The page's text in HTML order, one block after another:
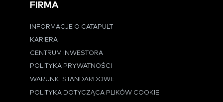
FIRMA
INFORMACJE O CATAPULT
KARIERA
CENTRUM INWESTORA
POLITYKA PRYWATNOŚCI
WARUNKI STANDARDOWE
POLITYKA DOTYCZĄCA PLIKÓW COOKIE